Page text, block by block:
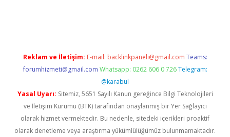
Reklam ve İletişim: E-mail: backlinkpaneli@gmail.com Teams:
forumhizmeti@gmail.com Whatsapp: 0262 606 0 726 Telegram:
@karabul
Yasal Uyarı: Sitemiz, 5651 Sayılı Kanun gereğince Bilgi Teknolojileri
ve İletişim Kurumu (BTK) tarafından onaylanmış bir Yer Sağlayıcı
olarak hizmet vermektedir. Bu nedenle, sitedeki içerikleri proaktif
olarak denetleme veya araştırma yükümlülüğümüz bulunmamaktadır.